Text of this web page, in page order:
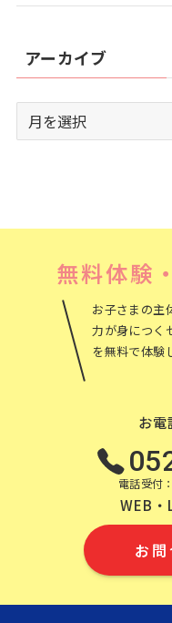
アーカイブ
ー
無料体験
お子さまの主
力が身につく
を無料で体験
お電
電話受付
WEB・
お